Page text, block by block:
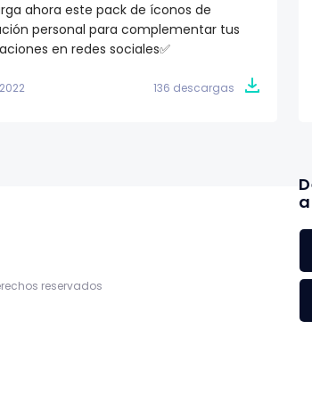
ahora este pack de íconos de
personal para complementar tus
en redes sociales✅
136 descargas
reservados